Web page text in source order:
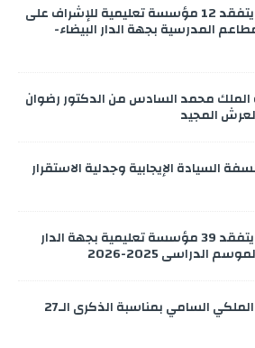
الدكتور نوفل كديلي يتفقد 12 مؤسسة تعليمية للإشراف على
المدرسية بجهة الدار البيضاء-
الملك محمد السادس من الدكتور رضوان
المجيد
السيادة الإيجابية وجدلية الاستقرار
الدكتور نوفل كديلي يتفقد 39 مؤسسة تعليمية بجهة الدار
الدراسي 2025-2026
النص الكامل للخطاب الملكي السامي بمناسبة الذكرى الـ27